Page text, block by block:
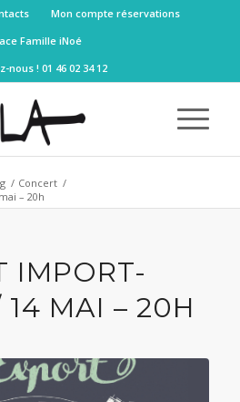
Mon compte réservations
Famille iNoé
nous ! 01 46 02 34 12
/ Concert /
– 20h
IMPORT-
14 MAI – 20H